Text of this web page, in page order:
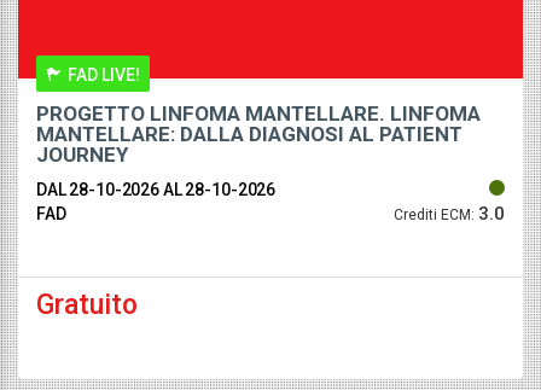
FAD LIVE!
PROGETTO LINFOMA MANTELLARE. LINFOMA
MANTELLARE: DALLA DIAGNOSI AL PATIENT
JOURNEY
DAL 28-10-2026AL 28-10-2026
FAD
Crediti ECM: 3.0
Gratuito